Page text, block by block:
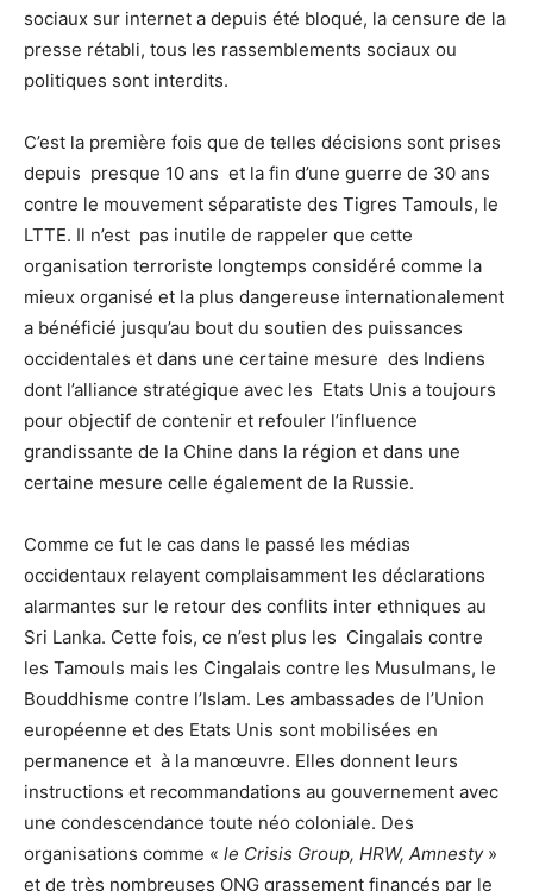
sociaux sur internet a depuis été bloqué, la censure de la
presse rétabli, tous les rassemblements sociaux ou
politiques sont interdits.
C’est la première fois que de telles décisions sont prises
depuis presque 10 ans et la fin d’une guerre de 30 ans
contre le mouvement séparatiste des Tigres Tamouls, le
LTTE. Il n’est pas inutile de rappeler que cette
organisation terroriste longtemps considéré comme la
mieux organisé et la plus dangereuse internationalement
a bénéficié jusqu’au bout du soutien des puissances
occidentales et dans une certaine mesure des Indiens
dont l’alliance stratégique avec les Etats Unis a toujours
pour objectif de contenir et refouler l’influence
grandissante de la Chine dans la région et dans une
certaine mesure celle également de la Russie.
Comme ce fut le cas dans le passé les médias
occidentaux relayent complaisamment les déclarations
alarmantes sur le retour des conflits inter ethniques au
Sri Lanka. Cette fois, ce n’est plus les Cingalais contre
les Tamouls mais les Cingalais contre les Musulmans, le
Bouddhisme contre l’Islam. Les ambassades de l’Union
européenne et des Etats Unis sont mobilisées en
permanence et à la manœuvre. Elles donnent leurs
instructions et recommandations au gouvernement avec
une condescendance toute néo coloniale. Des
organisations comme « le Crisis Group, HRW, Amnesty »
et de très nombreuses ONG grassement financés par le